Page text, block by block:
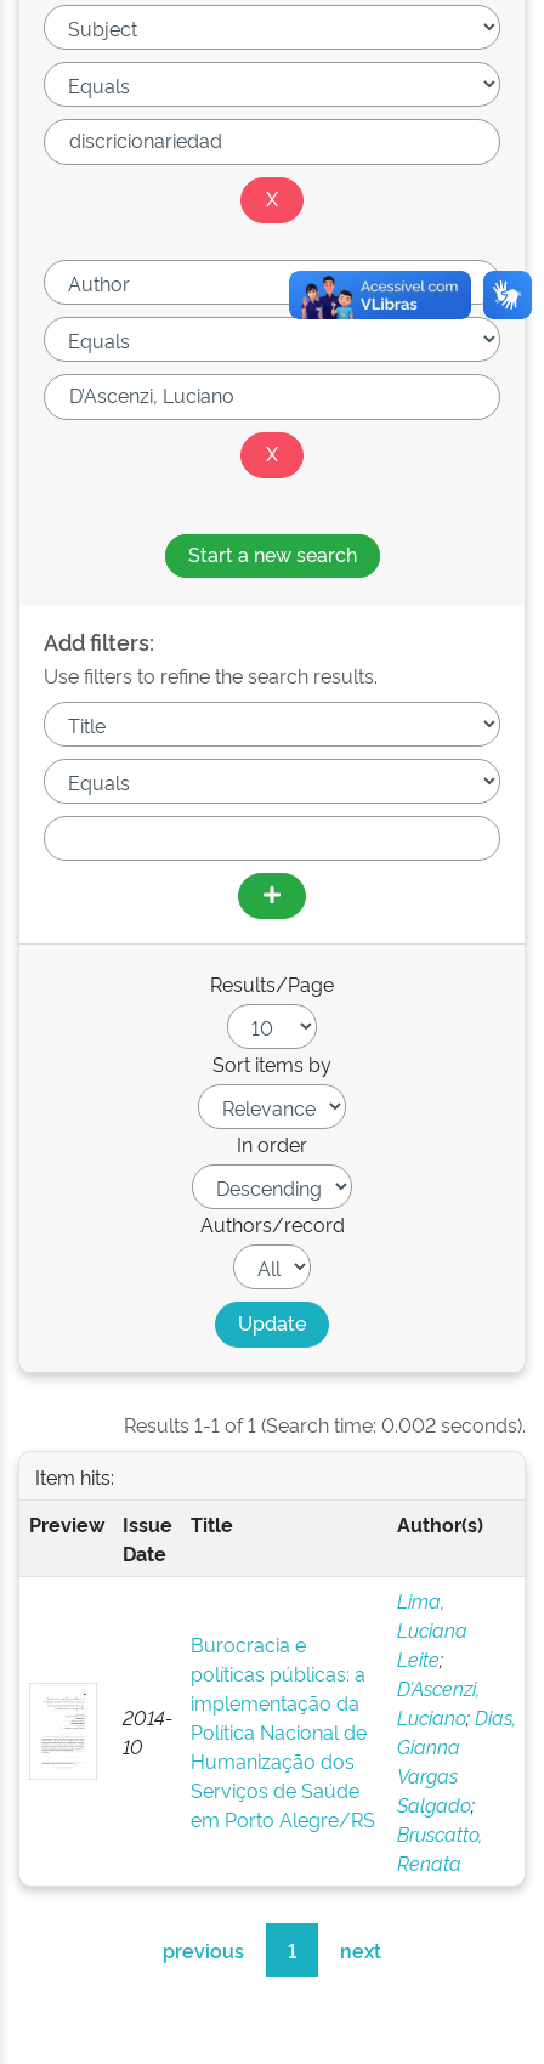
Start a new search
Add filters:
Use filters to refine the search results.
Results/Page
Sort items by
In order
Authors/record
Results 1-1 of 1 (Search time: 0.002 seconds).
Item hits:
Preview
Issue
Date
Title Author(s)
2014-
10
Burocracia e
políticas públicas: a
implementação da
Política Nacional de
Humanização dos
Serviços de Saúde
em Porto Alegre/RS
Lima,
Luciana
Leite;
D’Ascenzi,
Luciano;Dias,
Gianna
Vargas
Salgado;
Bruscatto,
Renata
previous 1 next